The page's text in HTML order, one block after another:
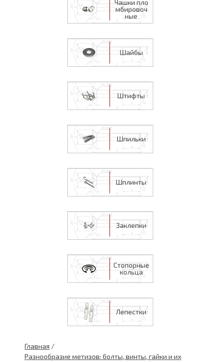
Чашки пло
мбировоч
ные
Шайбы
Штифты
Шпильки
Шплинты
Заклепки
Стопорные
кольца
Лепестки
Главная /
Разнообразие метизов: болты, винты, гайки и их